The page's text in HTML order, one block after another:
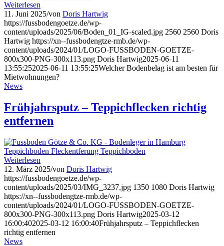
Weiterlesen
11. Juni 2025/von Doris Hartwig
https://fussbodengoetze.de/wp-
content/uploads/2025/06/Boden_01_IG-scaled.jpg 2560 2560 Doris
Hartwig https://xn--fussbodengtze-rmb.de/wp-
content/uploads/2024/01/LOGO-FUSSBODEN-GOETZE-
800x300-PNG-300x113.png Doris Hartwig2025-06-11
13:55:252025-06-11 13:55:25Welcher Bodenbelag ist am besten für
Mietwohnungen?
News
Frühjahrsputz – Teppichflecken richtig
entfernen
Weiterlesen
12. März 2025/von Doris Hartwig
https://fussbodengoetze.de/wp-
content/uploads/2025/03/IMG_3237.jpg 1350 1080 Doris Hartwig
https://xn--fussbodengtze-rmb.de/wp-
content/uploads/2024/01/LOGO-FUSSBODEN-GOETZE-
800x300-PNG-300x113.png Doris Hartwig2025-03-12
16:00:402025-03-12 16:00:40Frühjahrsputz – Teppichflecken
richtig entfernen
News